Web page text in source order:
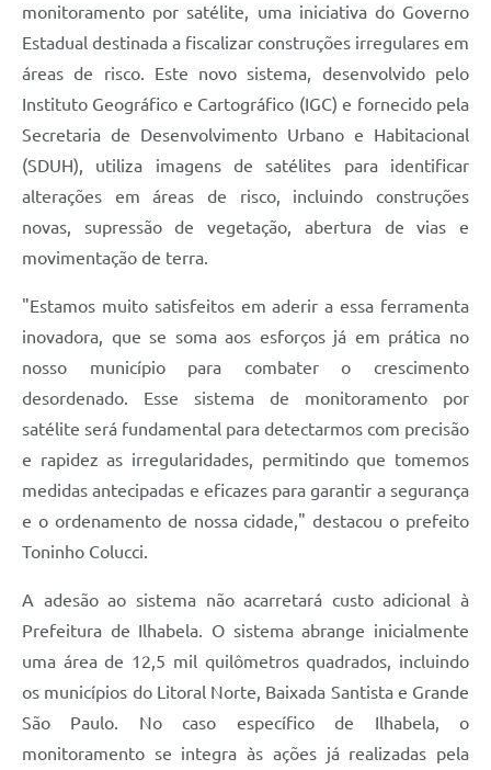
monitoramento por satélite, uma iniciativa do Governo
Estadual destinada a fiscalizar construções irregulares em
áreas de risco. Este novo sistema, desenvolvido pelo
Instituto Geográfico e Cartográfico (IGC) e fornecido pela
Secretaria de Desenvolvimento Urbano e Habitacional
(SDUH), utiliza imagens de satélites para identificar
alterações em áreas de risco, incluindo construções
novas, supressão de vegetação, abertura de vias e
movimentação de terra.
"Estamos muito satisfeitos em aderir a essa ferramenta
inovadora, que se soma aos esforços já em prática no
nosso município para combater o crescimento
desordenado. Esse sistema de monitoramento por
satélite será fundamental para detectarmos com precisão
e rapidez as irregularidades, permitindo que tomemos
medidas antecipadas e eficazes para garantir a segurança
e o ordenamento de nossa cidade," destacou o prefeito
Toninho Colucci.
A adesão ao sistema não acarretará custo adicional à
Prefeitura de Ilhabela. O sistema abrange inicialmente
uma área de 12,5 mil quilômetros quadrados, incluindo
os municípios do Litoral Norte, Baixada Santista e Grande
São Paulo. No caso específico de Ilhabela, o
monitoramento se integra às ações já realizadas pela